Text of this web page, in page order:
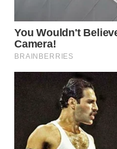
WN
KARO
SIMALUNGUN
WN
LABUHANBATU